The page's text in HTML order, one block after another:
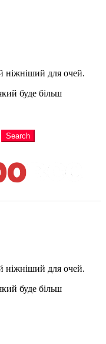
ніжніший для очей.
буде більш
Search
ніжніший для очей.
буде більш